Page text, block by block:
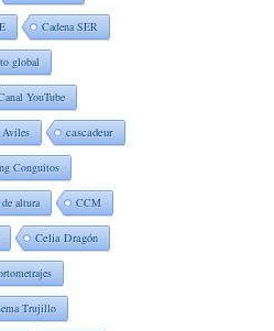
Cadena SER
global
YouTube
cascadeur
Conguitos
altura CCM
Celia Dragón
Trujillo